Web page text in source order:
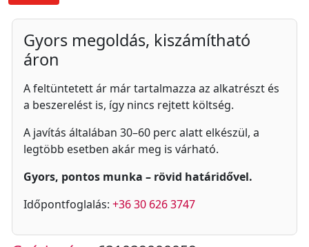
Gyors megoldás, kiszámítható
áron
A feltüntetett ár már tartalmazza az alkatrészt és
a beszerelést is, így nincs rejtett költség.
A javítás általában 30–60 perc alatt elkészül, a
legtöbb esetben akár meg is várható.
Gyors, pontos munka – rövid határidővel.
Időpontfoglalás: +36 30 626 3747